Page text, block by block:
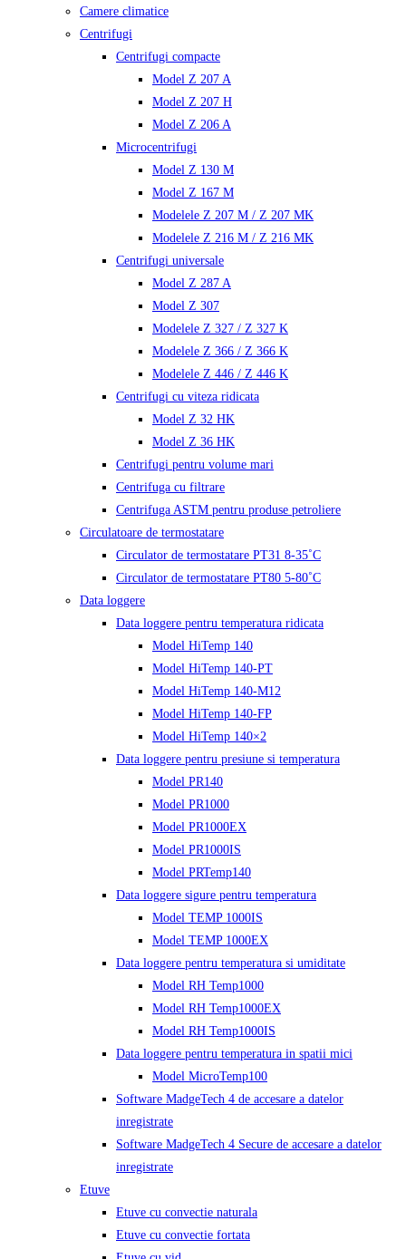
Camere climatice
Centrifugi
Centrifugi compacte
Model Z 207 A
Model Z 207 H
Model Z 206 A
Microcentrifugi
Model Z 130 M
Model Z 167 M
Modelele Z 207 M / Z 207 MK
Modelele Z 216 M / Z 216 MK
Centrifugi universale
Model Z 287 A
Model Z 307
Modelele Z 327 / Z 327 K
Modelele Z 366 / Z 366 K
Modelele Z 446 / Z 446 K
Centrifugi cu viteza ridicata
Model Z 32 HK
Model Z 36 HK
Centrifugi pentru volume mari
Centrifuga cu filtrare
Centrifuga ASTM pentru produse petroliere
Circulatoare de termostatare
Circulator de termostatare PT31 8-35˚C
Circulator de termostatare PT80 5-80˚C
Data loggere
Data loggere pentru temperatura ridicata
Model HiTemp 140
Model HiTemp 140-PT
Model HiTemp 140-M12
Model HiTemp 140-FP
Model HiTemp 140×2
Data loggere pentru presiune si temperatura
Model PR140
Model PR1000
Model PR1000EX
Model PR1000IS
Model PRTemp140
Data loggere sigure pentru temperatura
Model TEMP 1000IS
Model TEMP 1000EX
Data loggere pentru temperatura si umiditate
Model RH Temp1000
Model RH Temp1000EX
Model RH Temp1000IS
Data loggere pentru temperatura in spatii mici
Model MicroTemp100
Software MadgeTech 4 de accesare a datelor
inregistrate
Software MadgeTech 4 Secure de accesare a datelor
inregistrate
Etuve
Etuve cu convectie naturala
Etuve cu convectie fortata